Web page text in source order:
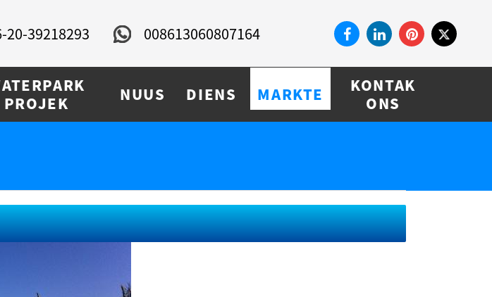
20-39218293 008613060807164
PROJEK
NUUS DIENS MARKTE
KONTAK
ONS